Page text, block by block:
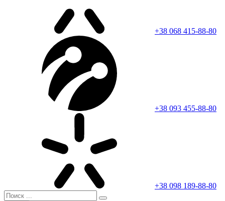
+38 068 415-88-80
+38 093 455-88-80
+38 098 189-88-80